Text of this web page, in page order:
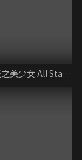
光之美少女 All Stars F